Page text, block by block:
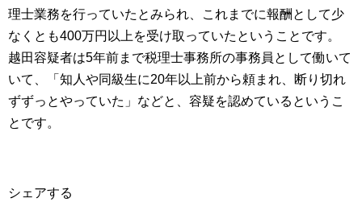
理士業務を行っていたとみられ、これまでに報酬として少
なくとも400万円以上を受け取っていたということです。
越田容疑者は5年前まで税理士事務所の事務員として働いて
いて、「知人や同級生に20年以上前から頼まれ、断り切れ
ずずっとやっていた」などと、容疑を認めているというこ
とです。
シェアする